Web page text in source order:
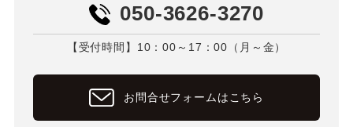
050-3626-3270
【受付時間】10：00～17：00（月～金）
お問合せフォームはこちら